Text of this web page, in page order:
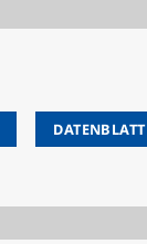
DATENBLATT